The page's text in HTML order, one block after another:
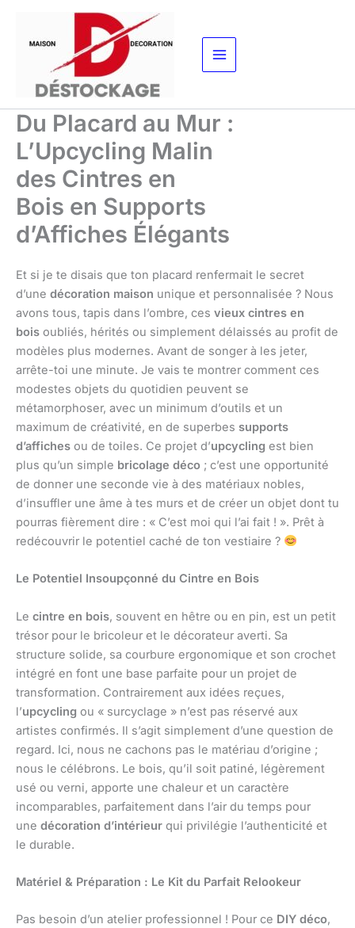
contenu
Du Placard au Mur :
L’Upcycling Malin
des Cintres en
Bois en Supports
d’Affiches Élégants
Et si je te disais que ton placard renfermait le secret
d’une décoration maison unique et personnalisée ? Nous
avons tous, tapis dans l’ombre, ces vieux cintres en
bois oubliés, hérités ou simplement délaissés au profit de
modèles plus modernes. Avant de songer à les jeter,
arrête-toi une minute. Je vais te montrer comment ces
modestes objets du quotidien peuvent se
métamorphoser, avec un minimum d’outils et un
maximum de créativité, en de superbes supports
d’affiches ou de toiles. Ce projet d’upcycling est bien
plus qu’un simple bricolage déco ; c’est une opportunité
de donner une seconde vie à des matériaux nobles,
d’insuffler une âme à tes murs et de créer un objet dont tu
pourras fièrement dire : « C’est moi qui l’ai fait ! ». Prêt à
redécouvrir le potentiel caché de ton vestiaire ?
Le Potentiel Insoupçonné du Cintre en Bois
Le cintre en bois, souvent en hêtre ou en pin, est un petit
trésor pour le bricoleur et le décorateur averti. Sa
structure solide, sa courbure ergonomique et son crochet
intégré en font une base parfaite pour un projet de
transformation. Contrairement aux idées reçues,
l’upcycling ou « surcyclage » n’est pas réservé aux
artistes confirmés. Il s’agit simplement d’une question de
regard. Ici, nous ne cachons pas le matériau d’origine ;
nous le célébrons. Le bois, qu’il soit patiné, légèrement
usé ou verni, apporte une chaleur et un caractère
incomparables, parfaitement dans l’air du temps pour
une décoration d’intérieur qui privilégie l’authenticité et
le durable.
Matériel & Préparation : Le Kit du Parfait Relookeur
Pas besoin d’un atelier professionnel ! Pour ce DIY déco,